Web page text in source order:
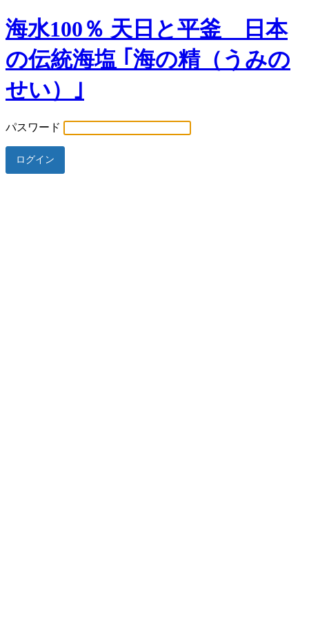
海水100％ 天日と平釜 日本
の伝統海塩 ｢海の精（うみの
せい）｣
パスワード